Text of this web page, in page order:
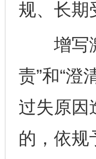
规、长期
增写激
责”和“澄
过失原因
的，依规